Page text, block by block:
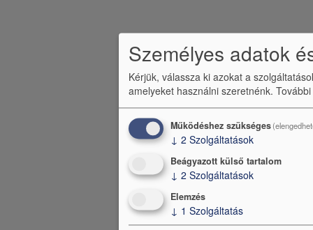
Személyes adatok
Kérjük, válassza ki azokat a
amelyeket használni szeretnénk.
Működéshez szükséges
↓ 2 Szolgáltatások
Beágyazott külső tartalom
↓ 2 Szolgáltatások
Elemzés
↓ 1 Szolgáltatás